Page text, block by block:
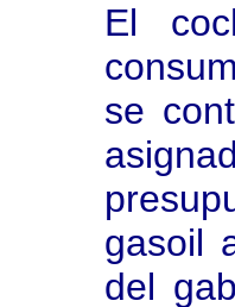
El
se
gasoil
del